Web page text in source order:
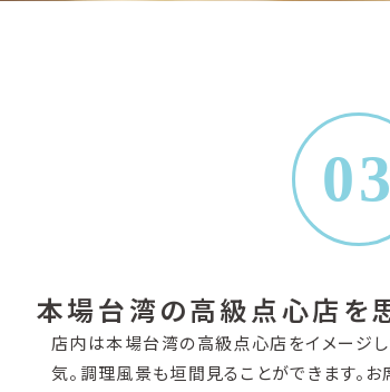
03
本場台湾の高級点心店を
店内は本場台湾の高級点心店をイメージ
気。調理風景も垣間見ることができます。